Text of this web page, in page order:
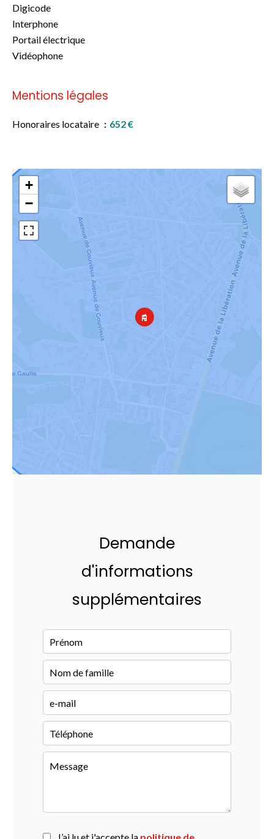
Digicode
Interphone
Portail électrique
Vidéophone
Mentions légales
Honoraires locataire 652 €
+
−
Demande
d'informations
supplémentaires